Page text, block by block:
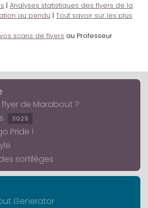
| Analyses statistiques des flyers de la
au pendu | Tout savoir sur les plus
scans de flyers au Professeur
de Marabout ?
3025
Pride !
sortilèges
Generator